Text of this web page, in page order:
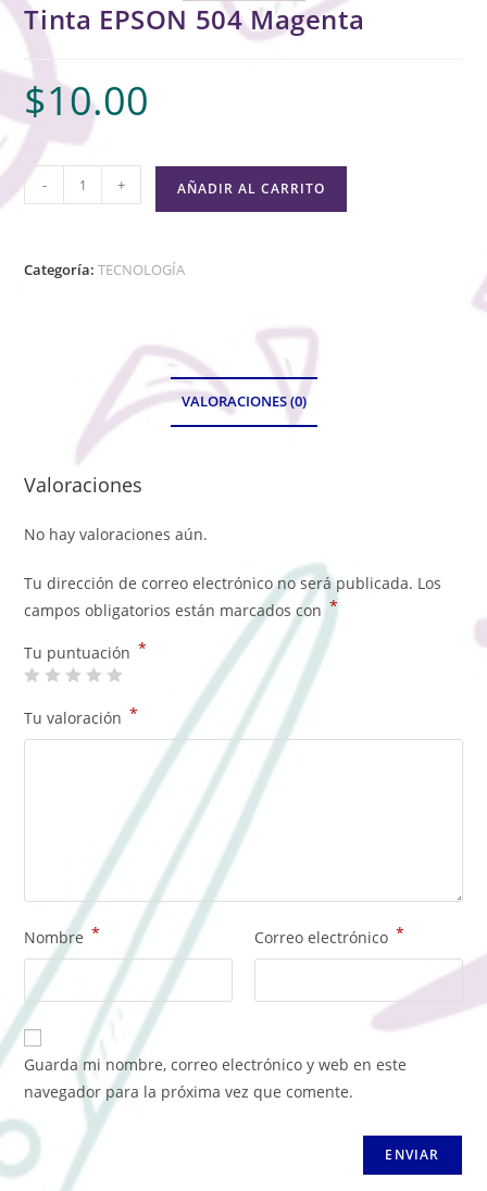
Tinta EPSON 504 Magenta
$10.00
- + AÑADIR AL CARRITO
Categoría:TECNOLOGÍA
VALORACIONES (0)
Valoraciones
No hay valoraciones aún.
Tu dirección de correo electrónico no será publicada. Los
campos obligatorios están marcados con *
Tu puntuación *
Tu valoración *
Nombre * Correo electrónico *
Guarda mi nombre, correo electrónico y web en este
navegador para la próxima vez que comente.